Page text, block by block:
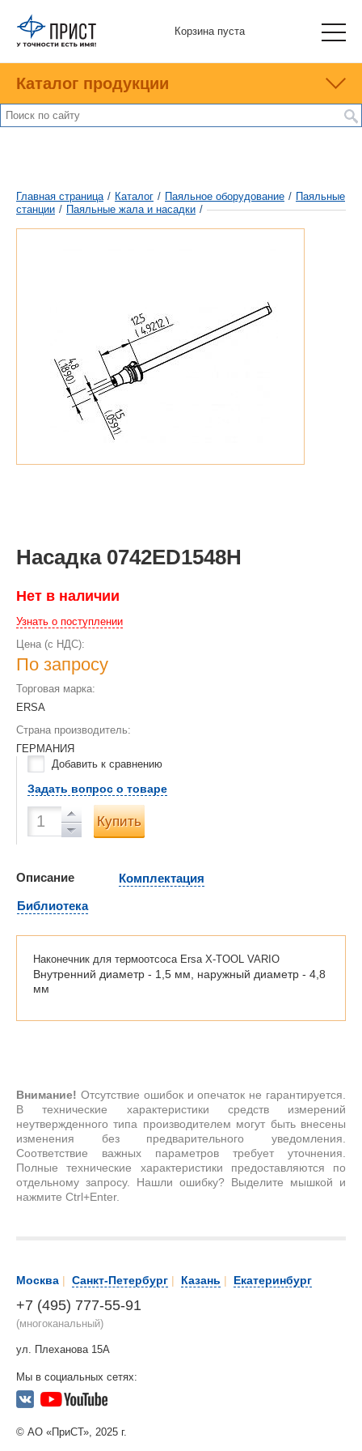
Корзина пуста
Каталог продукции
Главная страница / Каталог / Паяльное оборудование / Паяльные
станции / Паяльные жала и насадки /
Насадка 0742ED1548H
Нет в наличии
Узнать о поступлении
Цена (с НДС):
По запросу
Торговая марка:
ERSA
Страна производитель:
ГЕРМАНИЯ
Добавить к сравнению
Задать вопрос о товаре
Купить
Описание
Комплектация
Библиотека
Наконечник для термоотсоса Ersa X-TOOL VARIO
Внутренний диаметр - 1,5 мм, наружный диаметр - 4,8
мм
Внимание! Отсутствие ошибок и опечаток не гарантируется.
В технические характеристики средств измерений
неутвержденного типа производителем могут быть внесены
изменения без предварительного уведомления.
Соответствие важных параметров требует уточнения.
Полные технические характеристики предоставляются по
отдельному запросу. Нашли ошибку? Выделите мышкой и
нажмите Ctrl+Enter.
Москва | Санкт-Петербург | Казань | Екатеринбург
+7 (495) 777-55-91
(многоканальный)
ул. Плеханова 15А
Мы в социальных сетях:
© АО «ПриСТ», 2025 г.